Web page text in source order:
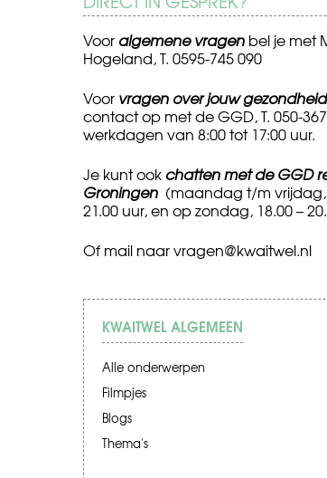
Voor algemene vragen bel je met
Hogeland, T. 0595-745 090
Voor vragen over jouw gezondheid
contact op met de GGD, T. 050-
werkdagen van 8:00 tot 17:00 uur.
Je kunt ook chatten met de GGD
Groningen (maandag t/m vrijdag,
21.00 uur, en op zondag, 18.00 –
Of mail naarvragen@kwaitwel.nl
KWAITWEL ALGEMEEN
Alle onderwerpen
Filmpjes
Blogs
Thema's